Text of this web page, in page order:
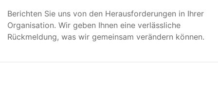
Berichten Sie uns von den Herausforderungen in Ihrer
Organisation. Wir geben Ihnen eine verlässliche
Rückmeldung, was wir gemeinsam verändern können.